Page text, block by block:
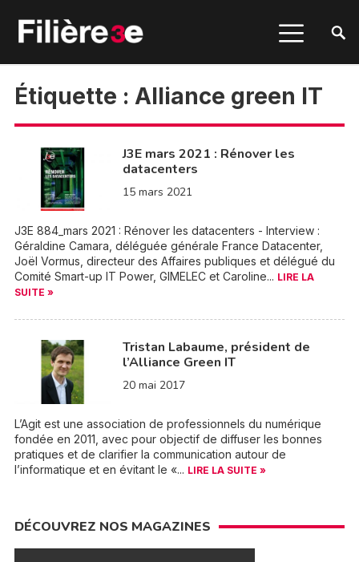
Étiquette : Alliance green IT
J3E mars 2021 : Rénover les
datacenters
15 mars 2021
J3E 884_mars 2021 : Rénover les datacenters - Interview :
Géraldine Camara, déléguée générale France Datacenter,
Joël Vormus, directeur des Affaires publiques et délégué du
Comité Smart-up IT Power, GIMELEC et Caroline... LIRE LA
SUITE »
Tristan Labaume, président de
l’Alliance Green IT
20 mai 2017
L’Agit est une association de professionnels du numérique
fondée en 2011, avec pour objectif de diffuser les bonnes
pratiques et de clarifier la communication autour de
l’informatique et en évitant le «... LIRE LA SUITE »
DÉCOUVREZ NOS MAGAZINES